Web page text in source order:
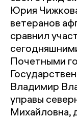
Юрия
ветеранов
сравнил
Почетными
Владимир
управы
Михайловна,